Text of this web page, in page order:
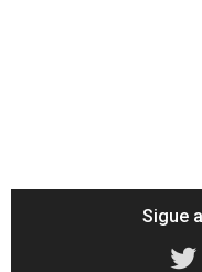
Sigue